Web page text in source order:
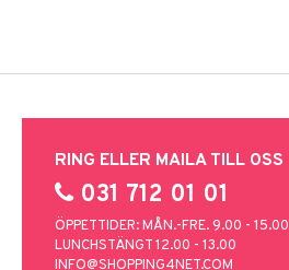
RING ELLER MAILA TILL OSS
031 712 01 01
ÖPPETTIDER: MÅN.-FRE. 9.00 - 15.00
LUNCHSTÄNGT 12.00 - 13.00
INFO@SHOPPING4NET.COM